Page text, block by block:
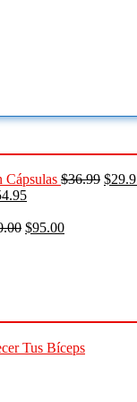
Cápsulas $36.99 $
$95.00